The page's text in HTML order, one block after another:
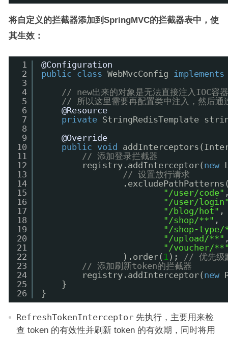
将自定义的拦截器添加到SpringMVC的拦截器表中，使
其生效：
1
2
3
4
5
6
7
8
9
10
11
12
13
14
15
16
17
18
19
20
21
22
23
24
25
26
@Configuration
public
class WebMvcConfig implements
// new出来的对象是无法直接注入IOC
// 所以这里需要再配置类中注入，然后通
@Resource
private StringRedisTemplate
@Override
public
void
// 添加登录拦截器
registry.addInterceptor( new
// 设置放行请求
"/user/code"
"/user/
"/blog/hot" ,
"/shop/**" ,
"/shop-
"/upload/**"
"/voucher/
).order( 1 ); // 优先级
// 添加刷新token的拦截器
registry.addInterceptor( new
}
}
RefreshTokenInterceptor先执行，主要用来检
查 token 的有效性并刷新 token 的有效期，同时将用